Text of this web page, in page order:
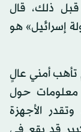
قبل ذلك، قال
إسرائيل» هو
أمني عالٍ
حول
الأجهزة